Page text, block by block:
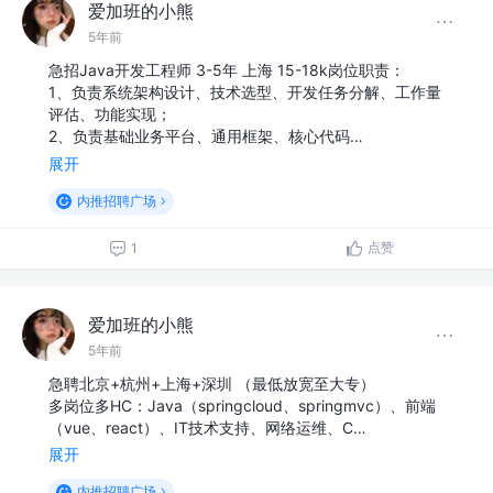
爱加班的小熊
5年前
急招Java开发工程师 3-5年 上海 15-18k岗位职责：
1、负责系统架构设计、技术选型、开发任务分解、工作量
评估、功能实现；
2、负责基础业务平台、通用框架、核心代码…
展开
内推招聘广场
1 点赞
爱加班的小熊
5年前
急聘北京+杭州+上海+深圳 （最低放宽至大专）
多岗位多HC：Java（springcloud、springmvc）、前端
（vue、react）、IT技术支持、网络运维、C…
展开